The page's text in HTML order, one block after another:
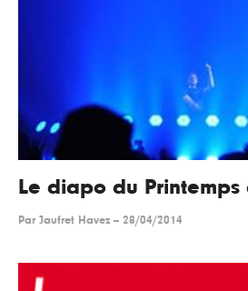
Le diapo du Printemps
Par Jaufret Havez -- 28/04/2014